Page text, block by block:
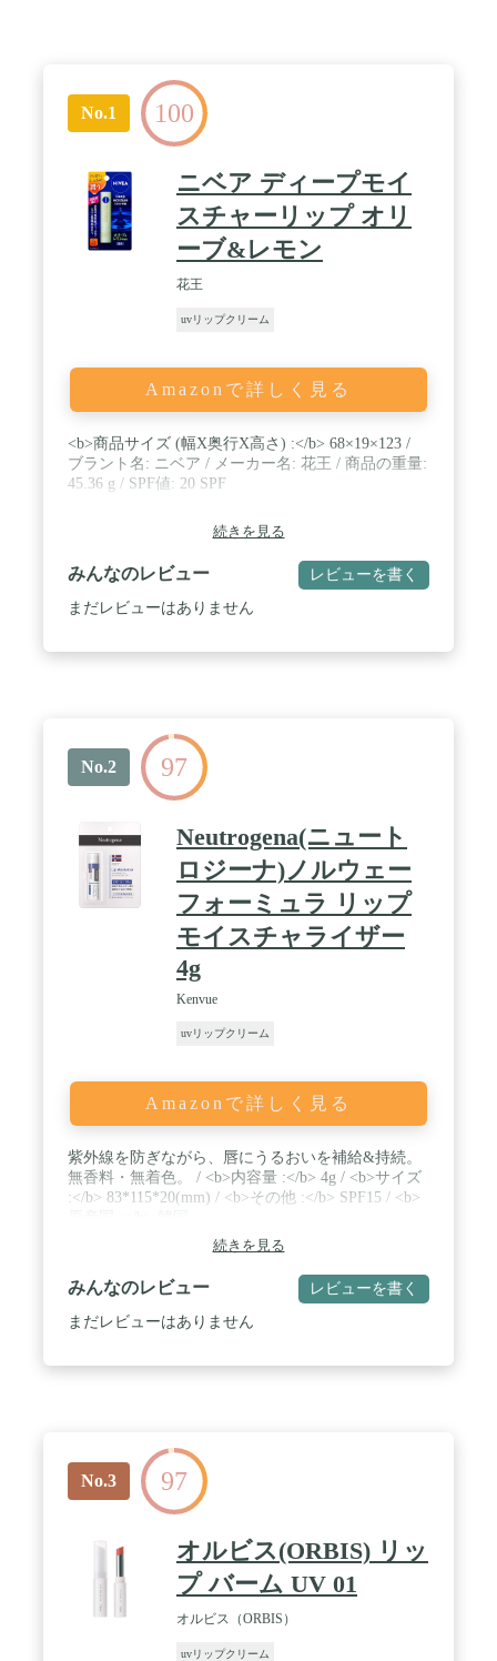
No.1 100
ニベア ディープモイ
スチャーリップ オリ
ーブ&レモン
花王
uvリップクリーム
Amazonで詳しく見る
<b>商品サイズ (幅X奥行X高さ) :</b> 68×19×123 /
ブラント名: ニベア / メーカー名: 花王 / 商品の重量:
45.36 g / SPF値: 20 SPF
続きを見る
みんなのレビュー レビューを書く
まだレビューはありません
No.2 97
Neutrogena(ニュート
ロジーナ)ノルウェー
フォーミュラ リップ
モイスチャライザー
4g
Kenvue
uvリップクリーム
Amazonで詳しく見る
紫外線を防ぎながら、唇にうるおいを補給&持続。
無香料・無着色。 / <b>内容量 :</b> 4g / <b>サイズ
:</b> 83*115*20(mm) / <b>その他 :</b> SPF15 / <b>
続きを見る
みんなのレビュー レビューを書く
まだレビューはありません
No.3 97
オルビス(ORBIS) リッ
プ バーム UV 01
オルビス（ORBIS）
uvリップクリーム